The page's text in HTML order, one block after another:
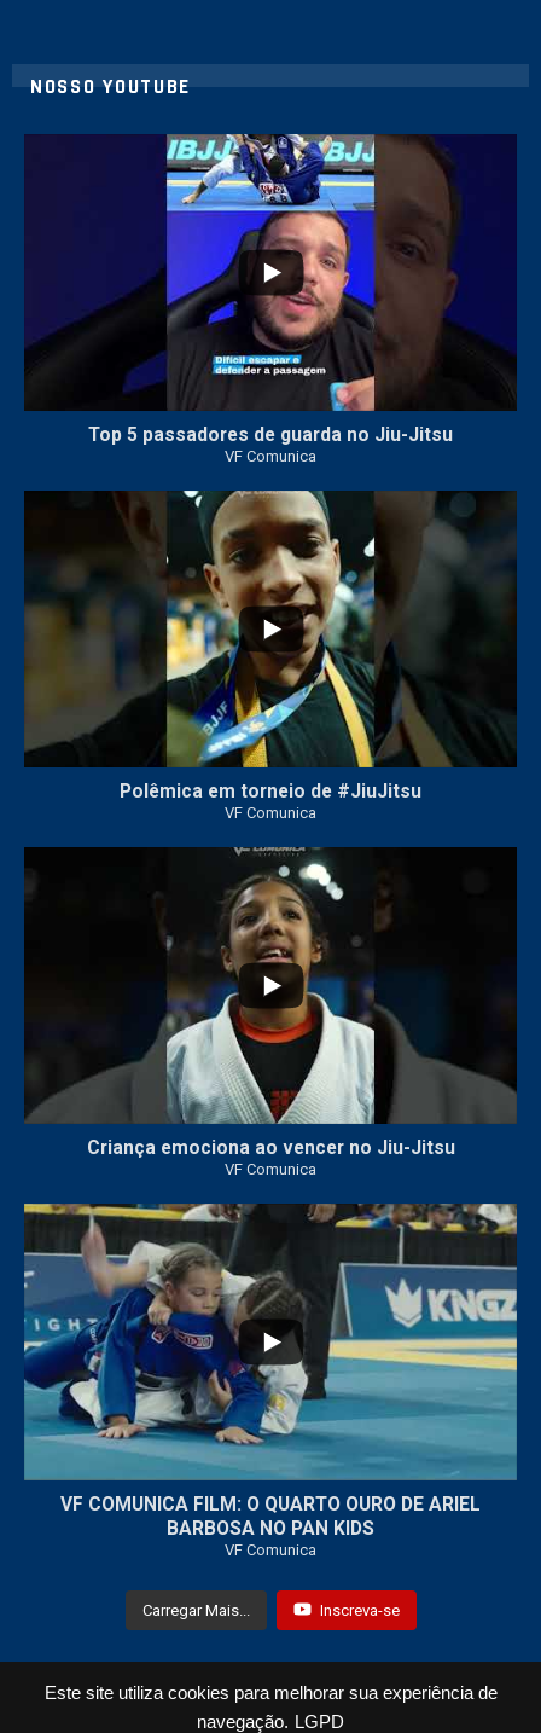
Este site utiliza cookies para melhorar sua experiência de
navegação. LGPD
NOSSO YOUTUBE
Top 5 passadores de guarda no Jiu-Jitsu
VF Comunica
Polêmica em torneio de #JiuJitsu
VF Comunica
Criança emociona ao vencer no Jiu-Jitsu
VF Comunica
...
VF COMUNICA FILM: O QUARTO OURO DE ARIEL
BARBOSA NO PAN KIDS
VF Comunica
Carregar Mais... Inscreva-se